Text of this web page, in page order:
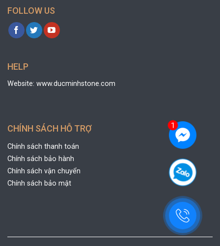
FOLLOW US
HELP
Website: www.ducminhstone.com
CHÍNH SÁCH HỖ TRỢ
Chính sách thanh toán
Chính sách bảo hành
Chính sách vận chuyển
Chính sách bảo mật